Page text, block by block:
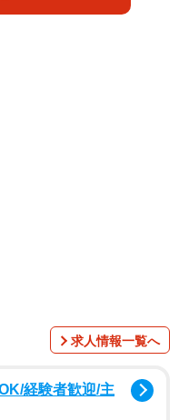
と「アラフィフ・50代
年8月に実施した調査
34歳」（24.5%）、
求人情報一覧へ
経験者歓迎/主